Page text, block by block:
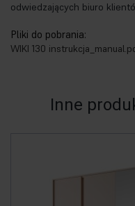
odwiedzających biuro
Pliki do pobrania:
WIKI 130
Inne